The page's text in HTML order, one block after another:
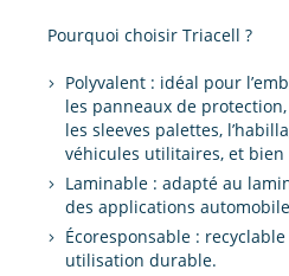
Pourquoi choisir Triacell ?
Polyvalent : idéal pour
les panneaux de
les sleeves palettes,
véhicules utilitaires, et bien
Laminable : adapté au
des applications
Écoresponsable :
utilisation durable.